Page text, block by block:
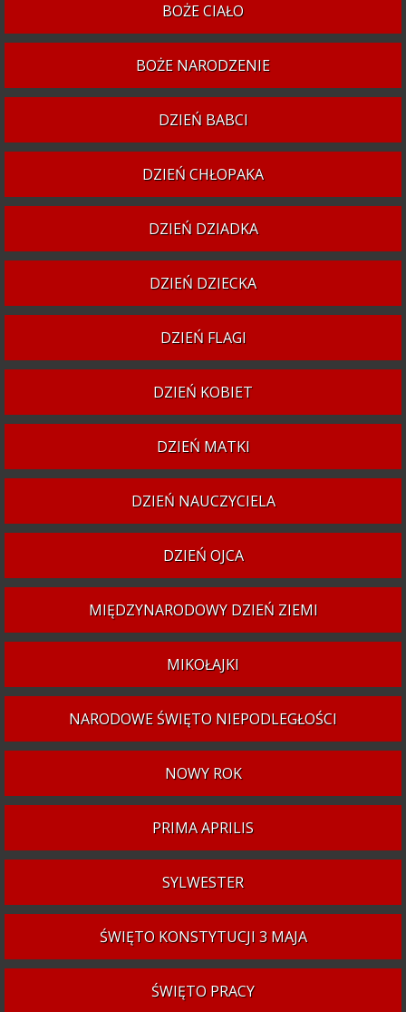
BOŻE CIAŁO
BOŻE NARODZENIE
DZIEŃ BABCI
DZIEŃ CHŁOPAKA
DZIEŃ DZIADKA
DZIEŃ DZIECKA
DZIEŃ FLAGI
DZIEŃ KOBIET
DZIEŃ MATKI
DZIEŃ NAUCZYCIELA
DZIEŃ OJCA
MIĘDZYNARODOWY DZIEŃ ZIEMI
MIKOŁAJKI
NARODOWE ŚWIĘTO NIEPODLEGŁOŚCI
NOWY ROK
PRIMA APRILIS
SYLWESTER
ŚWIĘTO KONSTYTUCJI 3 MAJA
ŚWIĘTO PRACY